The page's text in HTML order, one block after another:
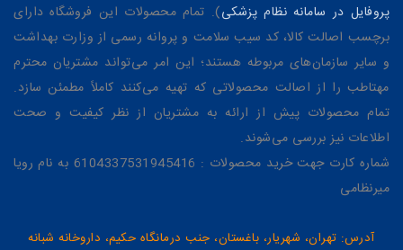
پروفایل در سامانه نظام پزشکی). تمام محصولات این فروشگاه دارای
برچسب اصالت کالا، کد سیب سلامت و پروانه رسمی از وزارت بهداشت
و سایر سازمان‌های مربوطه هستند؛ این امر می‌تواند مشتریان محترم
مهتاطب را از اصالت محصولاتی که تهیه می‌کنند کاملاً مطمئن سازد.
تمام محصولات پیش از ارائه به مشتریان از نظر کیفیت و صحت
اطلاعات نیز بررسی می‌شوند.
شماره کارت جهت خرید محصولات : 6104337531945416 به نام رویا
میرنظامی
آدرس: تهران، شهریار، باغستان، جنب درمانگاه حکیم، داروخانه شبانه